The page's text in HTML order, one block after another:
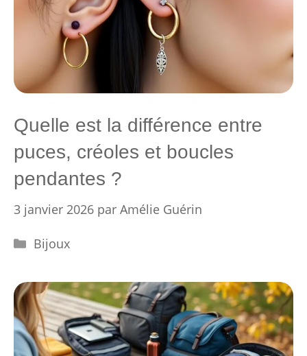
Quelle est la différence entre
puces, créoles et boucles
pendantes ?
3 janvier 2026 par Amélie Guérin
Catégories
Bijoux